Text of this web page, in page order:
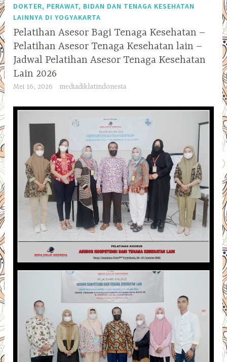
DOKTER, PERAWAT, BIDAN DAN TENAGA KESEHATAN
LAINNYA DI YOGYAKARTA
Pelatihan Asesor Bagi Tenaga Kesehatan –
Pelatihan Asesor Tenaga Kesehatan lain –
Jadwal Pelatihan Asesor Tenaga Kesehatan
Lain 2026
Mei 16, 2026 mediadiklatindonesia